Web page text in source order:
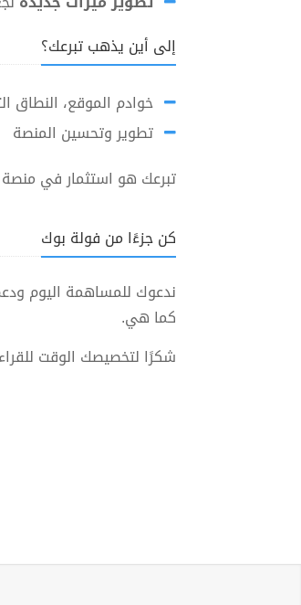
إلى أين يذهب تبرعك؟
خوادم الموقع، النطاق
تطوير وتحسين المنصة
تبرعك هو استثمار في منصة
كن جزءًا من فولة بوك
ندعوك للمساهمة اليوم
كما هي.
شكرًا لتخصيصك الوقت